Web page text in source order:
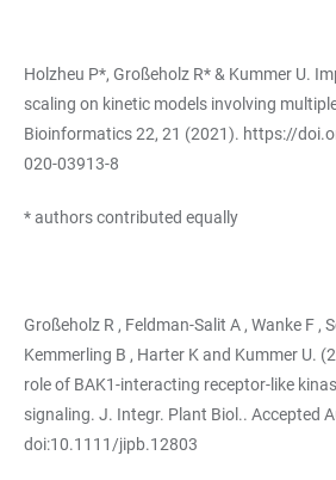
Holzheu P*, Großeholz R* & Kummer U.
scaling on kinetic models involving
Bioinformatics 22, 21 (2021). https://
020-03913-8
* authors contributed equally
Großeholz R , Feldman-Salit A , Wanke F ,
Kemmerling B , Harter K and Kummer U.
role of BAK1-interacting receptor-like
signaling. J. Integr. Plant Biol.. Accepted
doi:10.1111/jipb.12803